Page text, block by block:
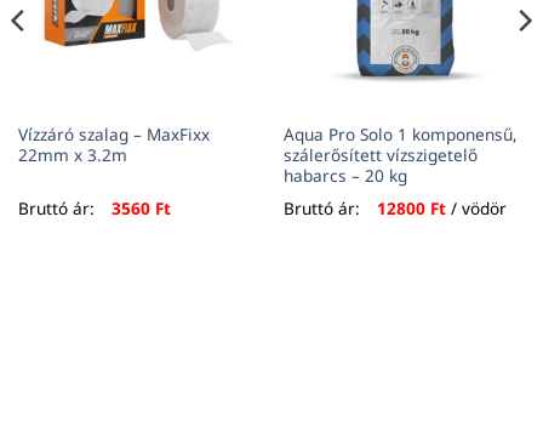
Vízzáró szalag – MaxFixx
22mm x 3.2m
Bruttó ár: 3560 Ft
Aqua Pro Solo 1 komponensű,
szálerősített vízszigetelő
habarcs – 20 kg
Bruttó ár:
12800 Ft/ vödör